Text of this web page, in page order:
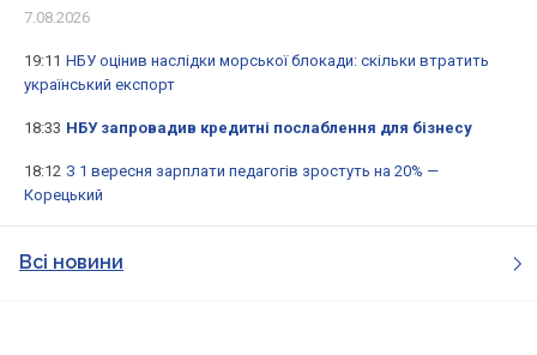
7.08.2026
19:11 НБУ оцінив наслідки морської блокади: скільки втратить
український експорт
18:33 НБУ запровадив кредитні послаблення для бізнесу
18:12 З 1 вересня зарплати педагогів зростуть на 20% —
Корецький
Всі новини